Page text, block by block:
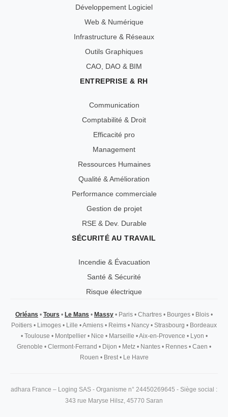
Développement Logiciel
Web & Numérique
Infrastructure & Réseaux
Outils Graphiques
CAO, DAO & BIM
ENTREPRISE & RH
Communication
Comptabilité & Droit
Efficacité pro
Management
Ressources Humaines
Qualité & Amélioration
Performance commerciale
Gestion de projet
RSE & Dev. Durable
SÉCURITÉ AU TRAVAIL
Incendie & Évacuation
Santé & Sécurité
Risque électrique
Orléans • Tours • Le Mans • Massy • Paris • Chartres • Bourges • Blois •
Poitiers • Limoges • Lille •Amiens • Reims • Nancy • Strasbourg • Bordeaux
•Toulouse •Montpellier •Nice •Marseille •Aix-en-Provence •Lyon •
Grenoble • Clermont-Ferrand • Dijon • Metz • Nantes • Rennes • Caen •
Rouen •Brest•Le Havre
adhara France – Loging SAS - Organisme n° 24450269645 - Siège social :
343 rue Maryse Hilsz, 45770 Saran